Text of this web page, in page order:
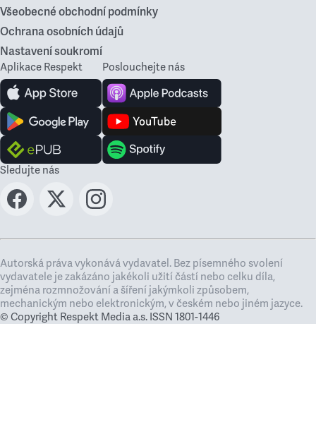
Všeobecné obchodní podmínky
Ochrana osobních údajů
Nastavení soukromí
Aplikace Respekt Poslouchejte nás
Sledujte nás
Autorská práva vykonává vydavatel. Bez písemného svolení
vydavatele je zakázáno jakékoli užití částí nebo celku díla,
zejména rozmnožování a šíření jakýmkoli způsobem,
mechanickým nebo elektronickým, v českém nebo jiném jazyce.
© Copyright Respekt Media a.s. ISSN 1801-1446